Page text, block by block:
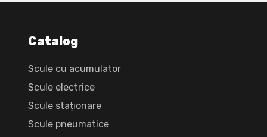
Catalog
Scule cu acumulator
Scule electrice
Scule staționare
Scule pneumatice